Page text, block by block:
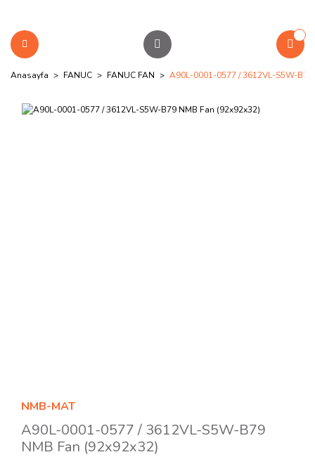
Anasayfa FANUC FANUC FAN A90L-0001-0577 / 3612VL-S5W-
NMB-MAT
A90L-0001-0577 / 3612VL-S5W-B79
NMB Fan (92x92x32)